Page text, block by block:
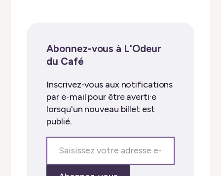
Abonnez-vous à L'Odeur
du Café
Inscrivez-vous aux notifications
par e-mail pour être averti·e
lorsqu'un nouveau billet est
publié.
votre
adresse